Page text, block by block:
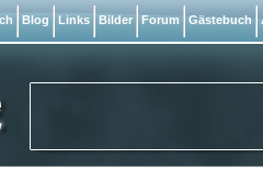
Blog Links Bilder Forum Gästebuch